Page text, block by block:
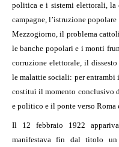
politica e i sistemi elettorali, la
campagne, l’istruzione
Mezzogiorno, il problema
le banche popolari e i monti
corruzione elettorale, il
le malattie sociali: per entrambi
costituì il momento conclusivo
e politico e il ponte verso Roma
Il 12 febbraio 1922
manifestava fin dal titolo un